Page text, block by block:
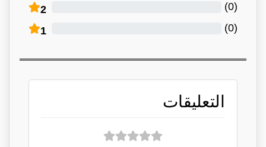
2 (
0
)
1 (
0
)
التعليقات